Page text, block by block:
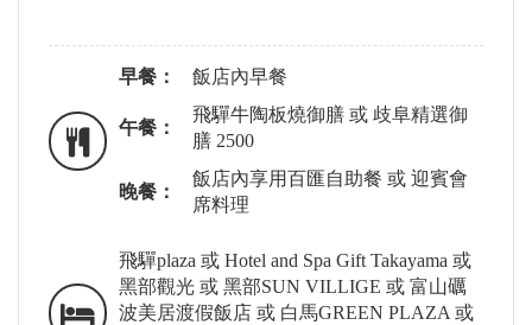
早餐： 飯店內早餐
午餐：
飛驒牛陶板燒御膳 或 歧阜精選御
膳 2500
晚餐：
飯店內享用百匯自助餐 或 迎賓會
席料理
飛驒plaza 或 Hotel and Spa Gift Takayama 或
黑部觀光 或 黑部SUN VILLIGE 或 富山礪
波美居渡假飯店 或 白馬GREEN PLAZA 或